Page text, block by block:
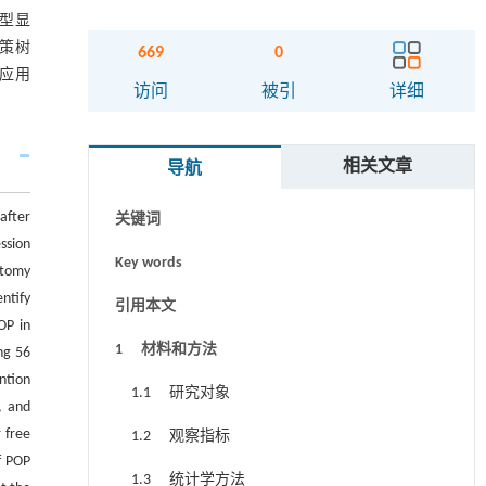
显
树
用
in
56
and
free
669
访问
0
被引 详细
导航 相关文章
摘要
Graphical abstract
关键词
Key words
引用本文
1 材料和方法
1.1 研究对象
1.2 观察指标
1.3 统计学方法